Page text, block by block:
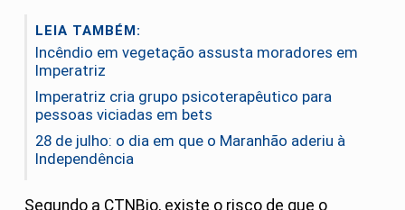
LEIA TAMBÉM:
Incêndio em vegetação assusta moradores em
Imperatriz
Imperatriz cria grupo psicoterapêutico para
pessoas viciadas em bets
28 de julho: o dia em que o Maranhão aderiu à
Independência
Segundo a CTNBio, existe o risco de que o